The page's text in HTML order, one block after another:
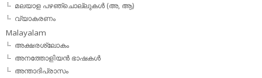
മലയാള പഴഞ്ചൊല്ലുകൾ (അ, ആ)
വ്യാകരണം
Malayalam
അക്ഷരശ്ലോകം
അനത്തോളിയന്‍ ഭാഷകള്‍
അന്താദിപ്രാസം